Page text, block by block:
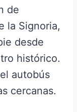
de
la Signoria,
desde
histórico.
autobús
cercanas.